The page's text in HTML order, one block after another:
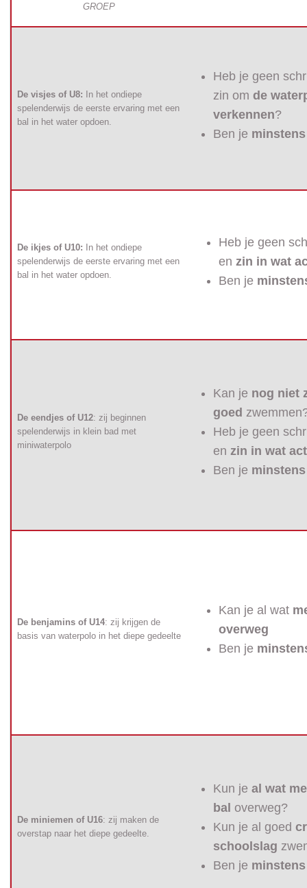
GROEP
De visjes of U8: In het ondiepe
spelenderwijs de eerste ervaring met een
bal in het water opdoen.
Heb je geen
zin om de
verkennen?
Ben je minstens
De ikjes of U10: In het ondiepe
spelenderwijs de eerste ervaring met een
bal in het water opdoen.
Heb je geen
en zin in wat
Ben je
De eendjes of U12: zij beginnen
spelenderwijs in klein bad met
miniwaterpolo
Kan je nog niet
goed
Heb je geen
en zin in wat
Ben je minstens
De benjamins of U14: zij krijgen de
basis van waterpolo in het diepe gedeelte
Kan je al wat
overweg
Ben je
De miniemen of U16: zij maken de
overstap naar het diepe gedeelte.
Kun je al wat
bal overweg?
Kun je al goed
schoolslag
Ben je